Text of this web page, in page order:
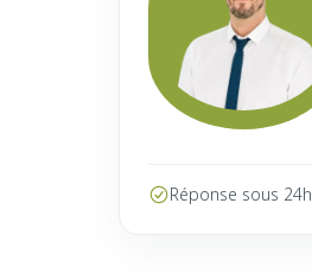
Réponse sous 24h